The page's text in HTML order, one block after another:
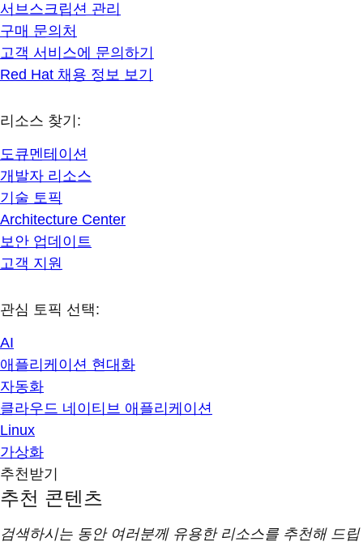
서브스크립션 관리
구매 문의처
고객 서비스에 문의하기
Red Hat 채용 정보 보기
리소스 찾기:
도큐멘테이션
개발자 리소스
기술 토픽
Architecture Center
보안 업데이트
고객 지원
관심 토픽 선택:
AI
애플리케이션 현대화
자동화
클라우드 네이티브 애플리케이션
Linux
가상화
추천받기
추천 콘텐츠
검색하시는 동안 여러분께 유용한 리소스를 추천해 드립